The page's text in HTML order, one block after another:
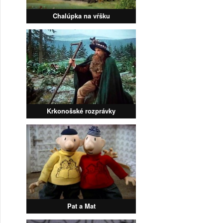
Chalúpka na vŕšku
Krkonošské rozprávky
Pat a Mat